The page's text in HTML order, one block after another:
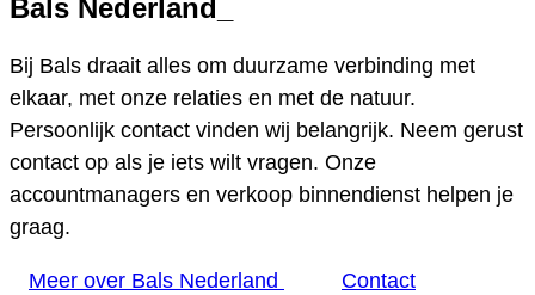
Bals Nederland
Bij Bals draait alles om duurzame verbinding met
elkaar, met onze relaties en met de natuur.
Persoonlijk contact vinden wij belangrijk. Neem gerust
contact op als je iets wilt vragen. Onze
accountmanagers en verkoop binnendienst helpen je
graag.
Meer over Bals Nederland Contact